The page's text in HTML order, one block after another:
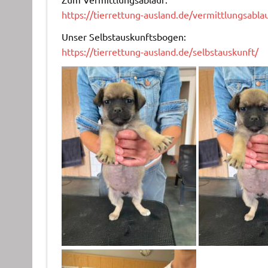
https://tierrettung-ausland.de/
Unser Selbstauskunftsbogen:
https://tierrettung-ausland.de/selbstauskunft/